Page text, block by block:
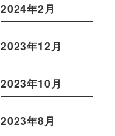
2024年2月
2023年12月
2023年10月
2023年8月